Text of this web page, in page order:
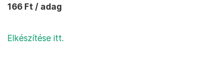
166 Ft / adag
Elkészítése itt.